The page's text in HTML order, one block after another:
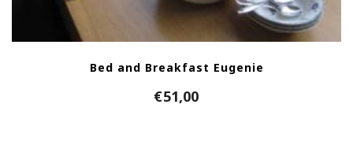
Bed and Breakfast Eugenie
€51,00